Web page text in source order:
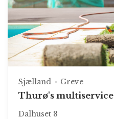
Sjælland Greve
Thurø's multiservice
Dalhuset 8